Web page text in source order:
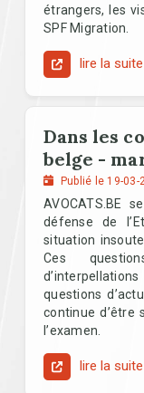
étrangers, les
SPF Migration.
lire la suite
Dans les
belge -
Publié le 19-
AVOCATS.BE
défense de
situation
Ces
questions
continue d’être
l’examen.
lire la suite